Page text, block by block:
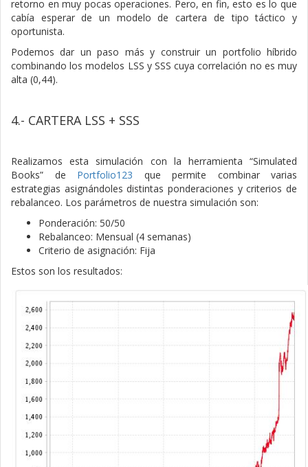
retorno en muy pocas operaciones. Pero, en fin, esto es lo que
cabía esperar de un modelo de cartera de tipo táctico y
oportunista.
Podemos dar un paso más y construir un portfolio híbrido
combinando los modelos LSS y SSS cuya correlación no es muy
alta (0,44).
4.- CARTERA LSS + SSS
Realizamos esta simulación con la herramienta “Simulated
Books” de Portfolio123 que permite combinar varias
estrategias asignándoles distintas ponderaciones y criterios de
rebalanceo. Los parámetros de nuestra simulación son:
Ponderación: 50/50
Rebalanceo: Mensual (4 semanas)
Criterio de asignación: Fija
Estos son los resultados: